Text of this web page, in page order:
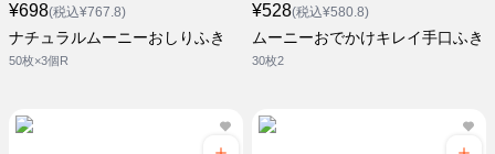
¥698(税込¥767.8)
ナチュラルムーニーおしりふき
50枚×3個R
¥528(税込¥580.8)
ムーニーおでかけキレイ手口ふき
30枚2